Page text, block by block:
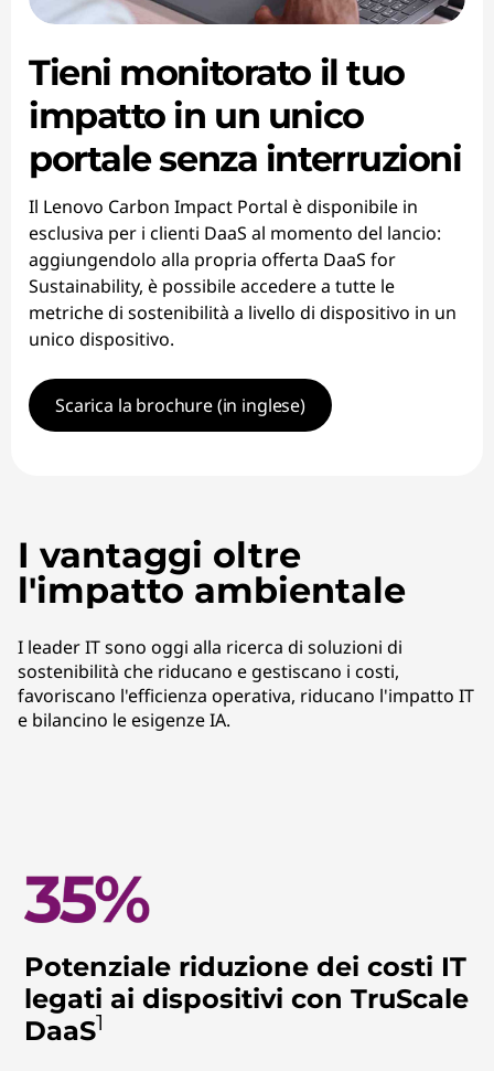
Tieni monitorato il tuo
impatto in un unico
portale senza interruzioni
Il Lenovo Carbon Impact Portal è disponibile in
esclusiva per i clienti DaaS al momento del lancio:
aggiungendolo alla propria offerta DaaS for
Sustainability, è possibile accedere a tutte le
metriche di sostenibilità a livello di dispositivo in un
unico dispositivo.
Scarica la brochure (in inglese)
I vantaggi oltre
l'impatto ambientale
I leader IT sono oggi alla ricerca di soluzioni di
sostenibilità che riducano e gestiscano i costi,
favoriscano l'efficienza operativa, riducano l'impatto IT
e bilancino le esigenze IA.
Potenziale riduzione dei costi IT
legati ai dispositivi con TruScale
DaaS1